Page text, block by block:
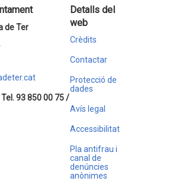
de Ter
93 850 00 75 /
Detalls del
web
Crèdits
Contactar
Protecció de
dades
Avís legal
Accessibilitat
Pla antifrau i
canal de
denúncies
anònimes